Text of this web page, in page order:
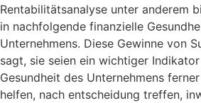
Rentabilitätsanalyse unter anderem
in nachfolgende finanzielle
Unternehmens. Diese Gewinne von
sagt, sie seien ein wichtiger
Gesundheit des Unternehmens
helfen, nach entscheidung treffen,